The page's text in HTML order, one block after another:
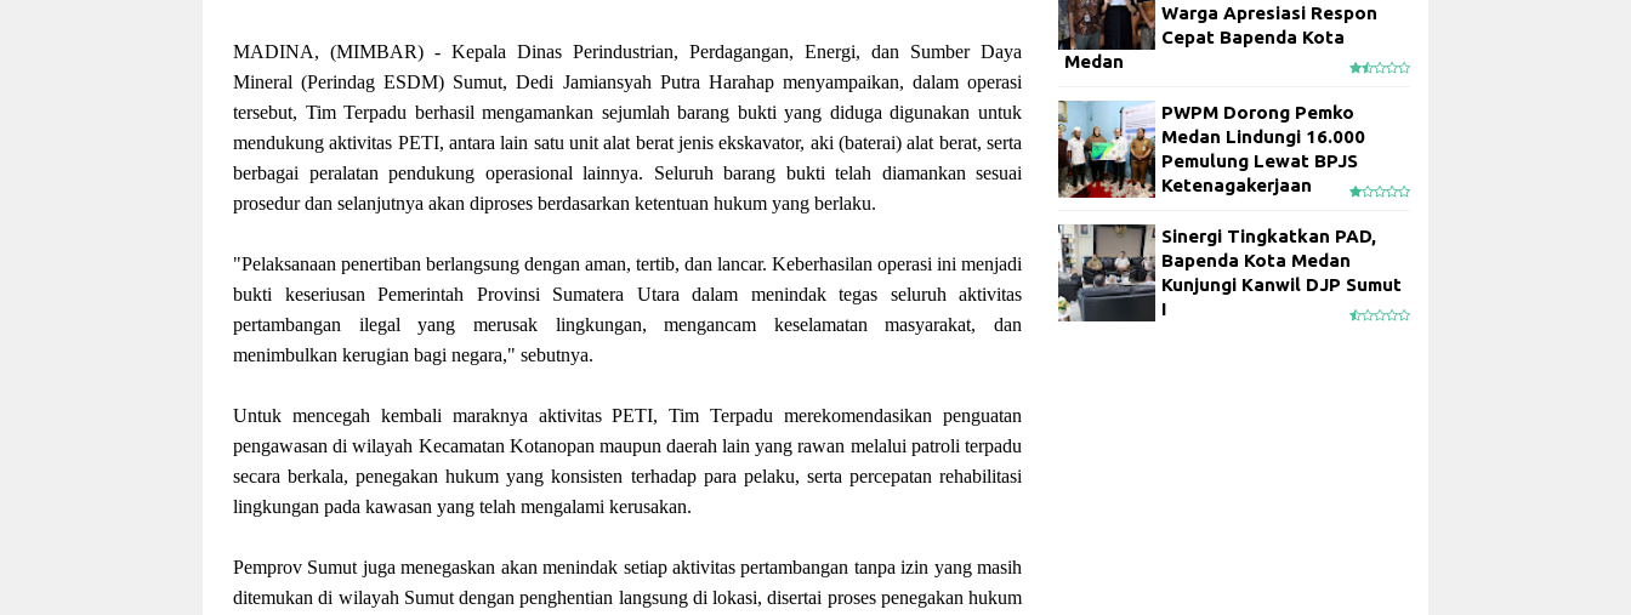
MADINA, (MIMBAR) - Kepala Dinas Perindustrian, Perdagangan, Energi, dan Sumber Daya
Mineral (Perindag ESDM) Sumut, Dedi Jamiansyah Putra Harahap menyampaikan, dalam operasi
tersebut, Tim Terpadu berhasil mengamankan sejumlah barang bukti yang diduga digunakan untuk
mendukung aktivitas PETI, antara lain satu unit alat berat jenis ekskavator, aki (baterai) alat berat, serta
berbagai peralatan pendukung operasional lainnya. Seluruh barang bukti telah diamankan sesuai
prosedur dan selanjutnya akan diproses berdasarkan ketentuan hukum yang berlaku.
"Pelaksanaan penertiban berlangsung dengan aman, tertib, dan lancar. Keberhasilan operasi ini menjadi
bukti keseriusan Pemerintah Provinsi Sumatera Utara dalam menindak tegas seluruh aktivitas
pertambangan ilegal yang merusak lingkungan, mengancam keselamatan masyarakat, dan
menimbulkan kerugian bagi negara," sebutnya.
Untuk mencegah kembali maraknya aktivitas PETI, Tim Terpadu merekomendasikan penguatan
pengawasan di wilayah Kecamatan Kotanopan maupun daerah lain yang rawan melalui patroli terpadu
secara berkala, penegakan hukum yang konsisten terhadap para pelaku, serta percepatan rehabilitasi
lingkungan pada kawasan yang telah mengalami kerusakan.
Pemprov Sumut juga menegaskan akan menindak setiap aktivitas pertambangan tanpa izin yang masih
ditemukan di wilayah Sumut dengan penghentian langsung di lokasi, disertai proses penegakan hukum
Warga Apresiasi Respon
Cepat Bapenda Kota
Medan
PWPM Dorong Pemko
Medan Lindungi 16.000
Pemulung Lewat BPJS
Ketenagakerjaan
Sinergi Tingkatkan PAD,
Bapenda Kota Medan
Kunjungi Kanwil DJP Sumut
I